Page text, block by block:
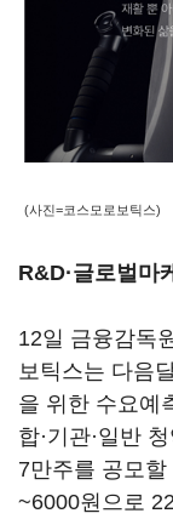
(사진=코스모로보틱스)
R&D·글로벌마
12일 금융감독
보틱스는 다음
을 위한 수요예
합·기관·일반
7만주를 공모
~6000원으로